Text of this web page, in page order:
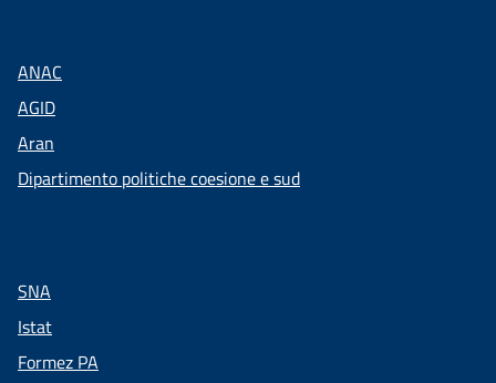
ANAC
AGID
Aran
Dipartimento politiche coesione e sud
SNA
Istat
Formez PA